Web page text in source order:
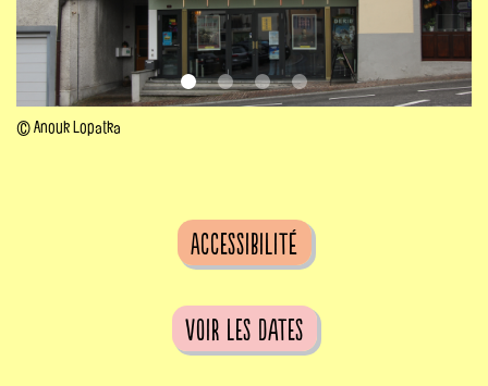
© Anouk Lopatka
Accessibilité
voir les dates